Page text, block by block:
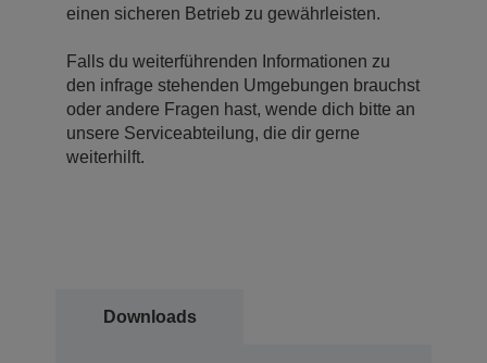
einen sicheren Betrieb zu gewährleisten.
Falls du weiterführenden Informationen zu
den infrage stehenden Umgebungen brauchst
oder andere Fragen hast, wende dich bitte an
unsere Serviceabteilung, die dir gerne
weiterhilft.
Downloads